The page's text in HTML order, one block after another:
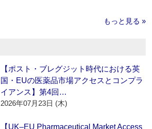
もっと見る »
【ポスト・ブレグジット時代における英
国・EUの医薬品市場アクセスとコンプラ
イアンス】第4回…
2026年07月23日 (木)
【UK–EU Pharmaceutical Market Access